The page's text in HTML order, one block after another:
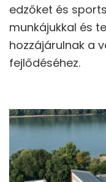
edzőket és
munkájukkal és
hozzájárulnak a
fejlődéséhez.